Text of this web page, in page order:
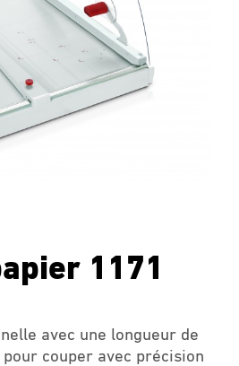
1171
avec une longueur de
pour couper avec précision